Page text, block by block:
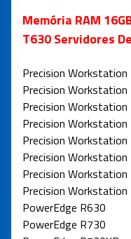
Memória RAM
T630Servidores
Precision
Precision Workstation
Precision
Precision
Precision Workstation
Precision
Precision
Precision
PowerEdge R630
PowerEdge R730